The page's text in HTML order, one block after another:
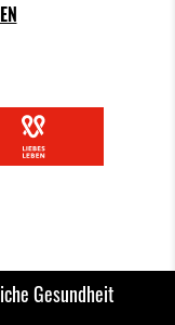
Slide
Gesundheit